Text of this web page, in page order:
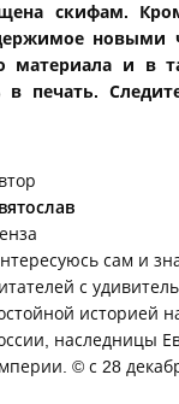
скифам.
новыми
материала и в
в печать.
сам и
с
историей
наследницы
© с 28